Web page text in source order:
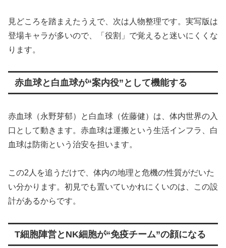
見どころを踏まえたうえで、次は人物整理です。実写版は
登場キャラが多いので、「役割」で覚えると迷いにくくな
ります。
赤血球と白血球が“案内役”として機能する
赤血球（永野芽郁）と白血球（佐藤健）は、体内世界の入
口として動きます。赤血球は運搬という生活インフラ、白
血球は防衛という治安を担います。
この2人を追うだけで、体内の地理と危機の性質がだいた
い分かります。初見でも置いていかれにくいのは、この設
計があるからです。
T細胞陣営とNK細胞が“免疫チーム”の顔になる